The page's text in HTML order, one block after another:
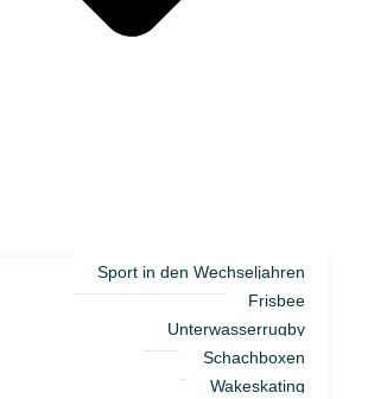
Sport in den Wechseljahren
Frisbee
Unterwasserrugby
Schachboxen
Wakeskating